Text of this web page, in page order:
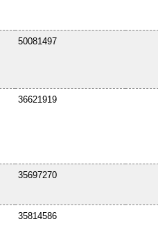
50081497
36621919
35697270
35814586